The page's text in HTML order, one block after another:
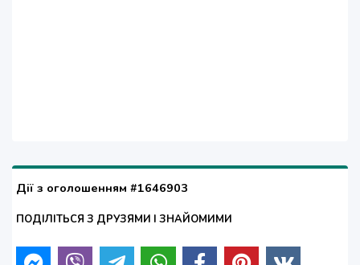
Дії з оголошенням #1646903
ПОДІЛІТЬСЯ З ДРУЗЯМИ І ЗНАЙОМИМИ